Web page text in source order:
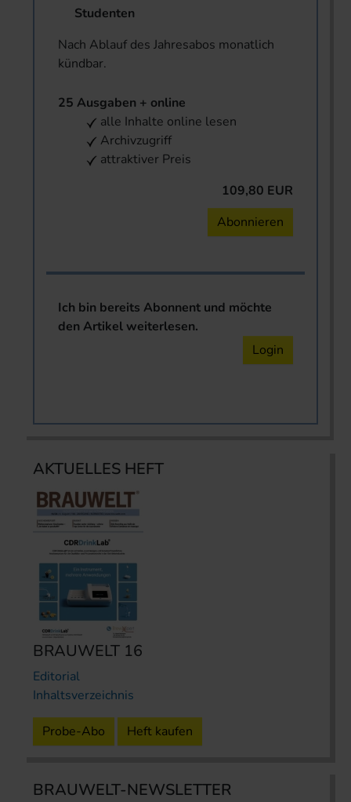
Studenten
Nach Ablauf des Jahresabos monatlich
kündbar.
25 Ausgaben + online
alle Inhalte online lesen
Archivzugriff
attraktiver Preis
109,80 EUR
Abonnieren
Ich bin bereits Abonnent und möchte
den Artikel weiterlesen.
Login
AKTUELLES HEFT
BRAUWELT 16
Editorial
Inhaltsverzeichnis
Probe-Abo Heft kaufen
BRAUWELT-NEWSLETTER